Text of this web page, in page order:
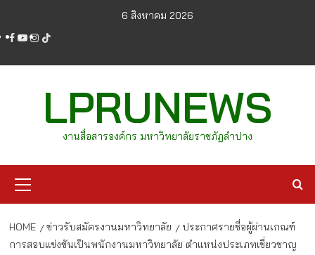
content
6 สิงหาคม 2026
facebook
youtube
instagram
tiktok
LPRUNEWS
งานสื่อสารองค์กร มหาวิทยาลัยราชภัฏลำปาง
Menu
HOME ข่าวรับสมัครงานมหาวิทยาลัย
ประกาศรายชื่อผู้ผ่านเกณฑ์
การสอบแข่งขันเป็นพนักงานมหาวิทยาลัย ตำแหน่งประเภทเชี่ยวชาญ